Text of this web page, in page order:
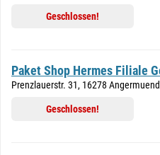
Geschlossen!
Paket Shop Hermes Filiale
Prenzlauerstr. 31, 16278
Geschlossen!